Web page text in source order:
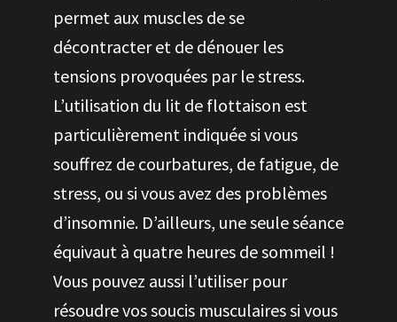
permet aux muscles de se
décontracter et de dénouer les
tensions provoquées par le stress.
L’utilisation du lit de flottaison est
particulièrement indiquée si vous
souffrez de courbatures, de fatigue, de
stress, ou si vous avez des problèmes
d’insomnie. D’ailleurs, une seule séance
équivaut à quatre heures de sommeil !
Vous pouvez aussi l’utiliser pour
résoudre vos soucis musculaires si vous